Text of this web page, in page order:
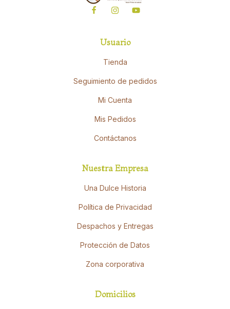
Usuario
Tienda
Seguimiento de pedidos
Mi Cuenta
Mis Pedidos
Contáctanos
Nuestra Empresa
Una Dulce Historia
Política de Privacidad
Despachos y Entregas
Protección de Datos
Zona corporativa
Domicilios